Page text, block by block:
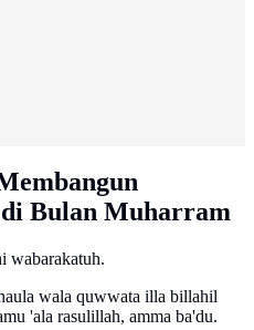
Bulan Muharram
wabarakatuh.
wala quwwata illa billahil
'ala rasulillah, amma ba'du.